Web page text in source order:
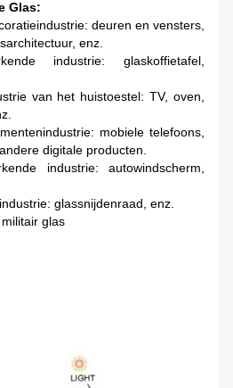
Glas:
deuren en vensters,
enz.
industrie: glaskoffietafel,
van het huistoestel: TV, oven,
mobiele telefoons,
digitale producten.
industrie: autowindscherm,
glassnijdenraad, enz.
glas